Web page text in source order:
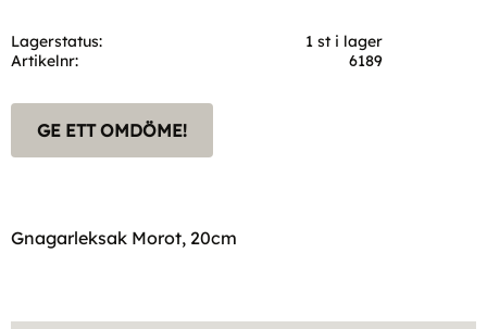
Lagerstatus
1 st i lager
Artikelnr
6189
GE ETT OMDÖME!
Gnagarleksak Morot, 20cm